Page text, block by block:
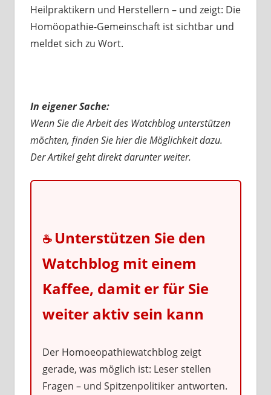
Heilpraktikern und Herstellern – und zeigt: Die
Homöopathie-Gemeinschaft ist sichtbar und
meldet sich zu Wort.
In eigener Sache:
Wenn Sie die Arbeit des Watchblog unterstützen
möchten, finden Sie hier die Möglichkeit dazu.
Der Artikel geht direkt darunter weiter.
☕ Unterstützen Sie den
Watchblog mit einem
Kaffee, damit er für Sie
weiter aktiv sein kann
Der Homoeopathiewatchblog zeigt
gerade, was möglich ist: Leser stellen
Fragen – und Spitzenpolitiker antworten.